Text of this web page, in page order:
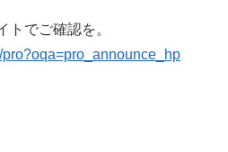
トでご確認を。